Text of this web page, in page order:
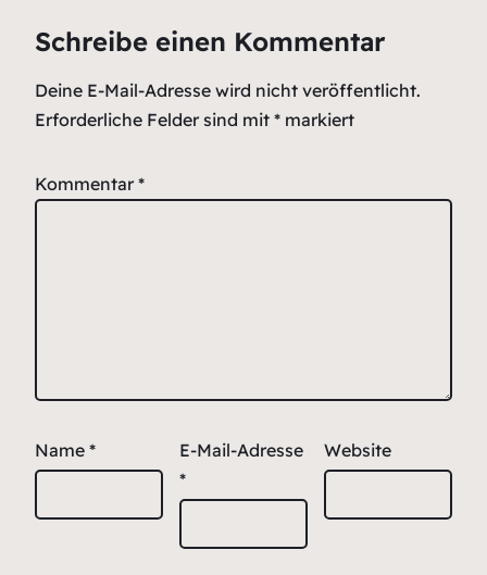
Schreibe einen Kommentar
Deine E-Mail-Adresse wird nicht veröffentlicht.
Erforderliche Felder sind mit * markiert
Kommentar *
Name *
E-Mail-Adresse
*
Website